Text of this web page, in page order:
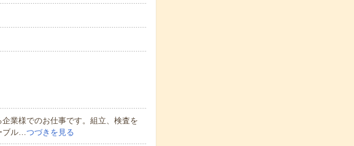
業様でのお仕事です。組立、検査を
ブル…つづきを見る